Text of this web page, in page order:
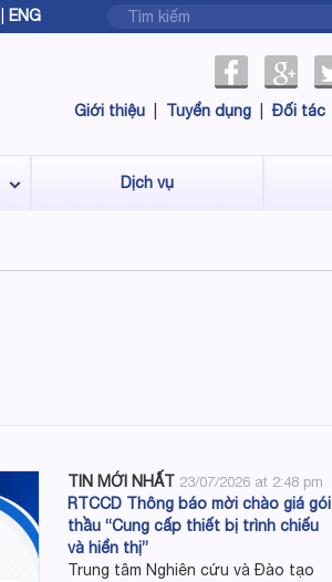
ENG
Giới thiệu Tuyển dụng Đối tác
Dịch vụ
TIN MỚI NHẤT 23/07/2026 at 2:48 pm
RTCCD Thông báo mời chào giá gói
thầu “Cung cấp thiết bị trình chiếu
và hiển thị”
Trung tâm Nghiên cứu và Đào tạo